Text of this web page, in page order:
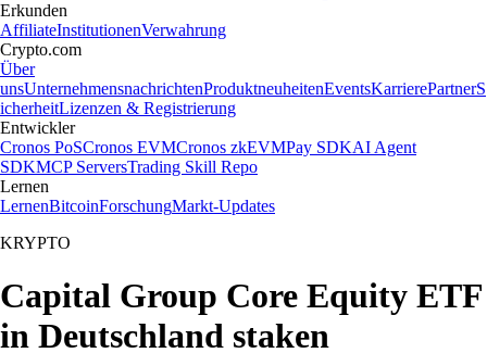
Erkunden
AffiliateInstitutionenVerwahrung
Crypto.com
Über
unsUnternehmensnachrichtenProduktneuheitenEventsKarrierePartnerS
icherheitLizenzen & Registrierung
Entwickler
Cronos PoSCronos EVMCronos zkEVMPay SDKAI Agent
SDKMCP ServersTrading Skill Repo
Lernen
LernenBitcoinForschungMarkt-Updates
KRYPTO
Capital Group Core Equity ETF
in Deutschland staken